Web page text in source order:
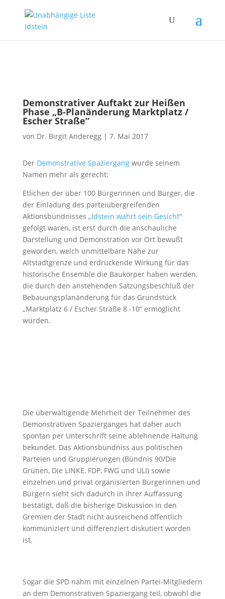
Demonstrativer Auftakt zur Heißen
Phase „B-Planänderung Marktplatz /
Escher Straße“
von Dr. Birgit Anderegg| 7. Mai 2017
Der Demonstrative Spaziergangwurde seinem
Namen mehr als gerecht:
Etlichen der über 100 Bürgerinnen und Bürger, die
der Einladung des parteiübergreifenden
Aktionsbündnisses „Idstein wahrt sein Gesicht“
gefolgt waren, ist erst durch die anschauliche
Darstellung und Demonstration vor Ort bewußt
geworden, welch unmittelbare Nähe zur
Altstadtgrenze und erdrückende Wirkung für das
historische Ensemble die Baukörper haben werden,
die durch den anstehenden Satzungsbeschluß der
Bebauungsplanänderung für das Grundstück
„Marktplatz 6 / Escher Straße 8 -10“ ermöglicht
würden.
Die überwältigende Mehrheit der Teilnehmer des
Demonstrativen Spazierganges hat daher auch
spontan per Unterschrift seine ablehnende Haltung
bekundet. Das Aktionsbündniss aus politischen
Parteien und Gruppierungen (Bündnis 90/Die
Grünen, Die LINKE, FDP, FWG und ULI) sowie
einzelnen und privat organisierten Bürgerinnen und
Bürgern sieht sich dadurch in ihrer Auffassung
bestätigt, daß die bisherige Diskussion in den
Gremien der Stadt nicht ausreichend öffentlich
kommuniziert und differenziert diskutiert worden
ist.
Sogar die SPD nahm mit einzelnen Partei-Mitgliedern
an dem Demonstrativen Spaziergang teil, obwohl die